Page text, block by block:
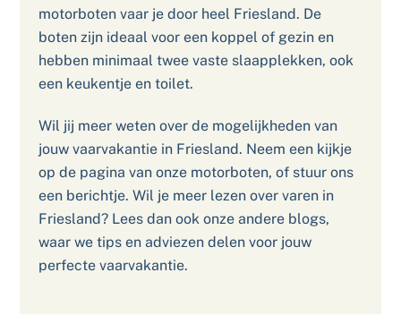
motorboten vaar je door heel Friesland. De
boten zijn ideaal voor een koppel of gezin en
hebben minimaal twee vaste slaapplekken, ook
een keukentje en toilet.
Wil jij meer weten over de mogelijkheden van
jouw vaarvakantie in Friesland. Neem een kijkje
op de pagina van onze motorboten, of stuur ons
een berichtje. Wil je meer lezen over varen in
Friesland? Lees dan ook onze andere blogs,
waar we tips en adviezen delen voor jouw
perfecte vaarvakantie.